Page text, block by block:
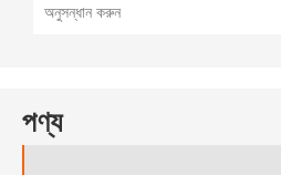
পণ্য